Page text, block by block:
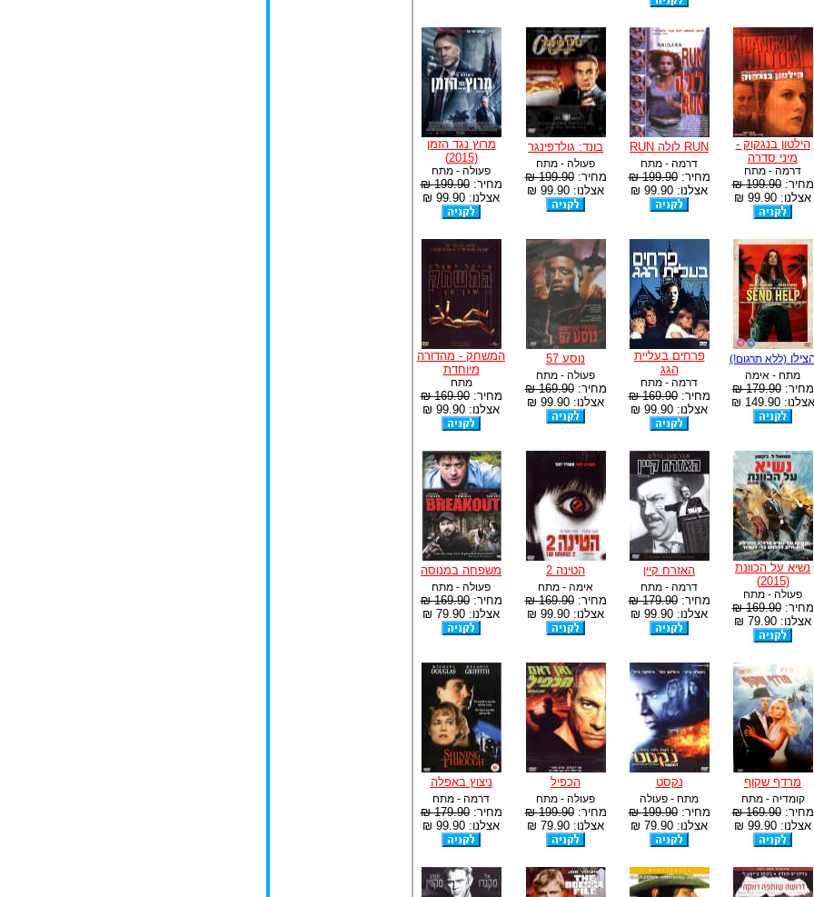
הילטון בנגקוק -
מיני סדרה
דרמה - מתח
מחיר:199.90 ₪
אצלנו: 99.90 ₪
RUN לולה RUN
דרמה - מתח
מחיר:199.90 ₪
אצלנו: 99.90 ₪
בונד: גולדפינגר
פעולה - מתח
מחיר:199.90 ₪
אצלנו: 99.90 ₪
מרוץ נגד הזמן
(2015)
פעולה - מתח
מחיר:199.90 ₪
אצלנו: 99.90 ₪
(ללא תרגום!)
מתח - אימה
מחיר:179.90 ₪
אצלנו: 149.90 ₪
פרחים בעליית
הגג
דרמה - מתח
מחיר:169.90 ₪
אצלנו: 99.90 ₪
נוסע 57
פעולה - מתח
מחיר:169.90 ₪
אצלנו: 99.90 ₪
המשחק - מהדורה
מיוחדת
מתח
מחיר:169.90 ₪
אצלנו: 99.90 ₪
נשיא על הכוונת
(2015)
פעולה - מתח
מחיר:169.90 ₪
אצלנו: 79.90 ₪
האזרח קיין
דרמה - מתח
מחיר:179.90 ₪
אצלנו: 99.90 ₪
הטינה 2
אימה - מתח
מחיר:169.90 ₪
אצלנו: 99.90 ₪
משפחה במנוסה
פעולה - מתח
מחיר:169.90 ₪
אצלנו: 79.90 ₪
מרדף שקוף
קומדיה - מתח
מחיר:169.90 ₪
אצלנו: 99.90 ₪
נקסט
מתח - פעולה
מחיר:199.90 ₪
אצלנו: 79.90 ₪
הכפיל
פעולה - מתח
מחיר:199.90 ₪
אצלנו: 79.90 ₪
ניצוץ באפלה
דרמה - מתח
מחיר:179.90 ₪
אצלנו: 99.90 ₪